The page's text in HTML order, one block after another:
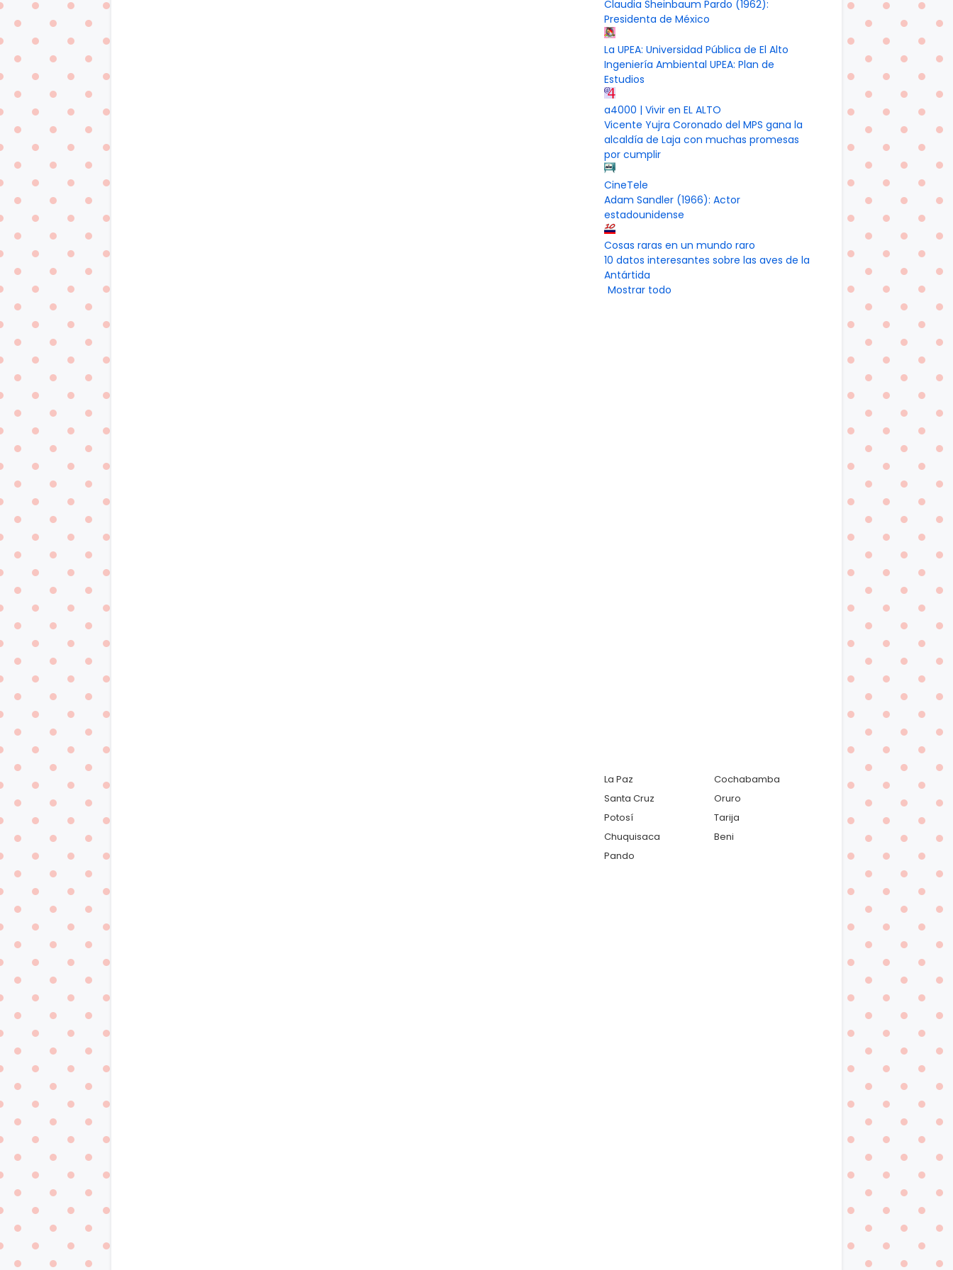
Claudia Sheinbaum Pardo (1962):
Presidenta de México
La UPEA: Universidad Pública de El Alto
Ingeniería Ambiental UPEA: Plan de
Estudios
a4000 | Vivir en EL ALTO
Vicente Yujra Coronado del MPS gana la
alcaldía de Laja con muchas promesas
por cumplir
CineTele
Adam Sandler (1966): Actor
estadounidense
Cosas raras en un mundo raro
10 datos interesantes sobre las aves de la
Antártida
Mostrar todo
La Paz
Cochabamba
Santa Cruz
Oruro
Potosí
Tarija
Chuquisaca
Beni
Pando